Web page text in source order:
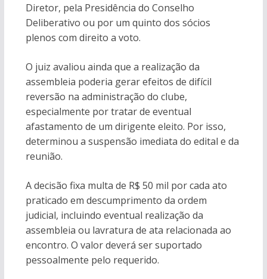
Diretor, pela Presidência do Conselho
Deliberativo ou por um quinto dos sócios
plenos com direito a voto.
O juiz avaliou ainda que a realização da
assembleia poderia gerar efeitos de difícil
reversão na administração do clube,
especialmente por tratar de eventual
afastamento de um dirigente eleito. Por isso,
determinou a suspensão imediata do edital e da
reunião.
A decisão fixa multa de R$ 50 mil por cada ato
praticado em descumprimento da ordem
judicial, incluindo eventual realização da
assembleia ou lavratura de ata relacionada ao
encontro. O valor deverá ser suportado
pessoalmente pelo requerido.